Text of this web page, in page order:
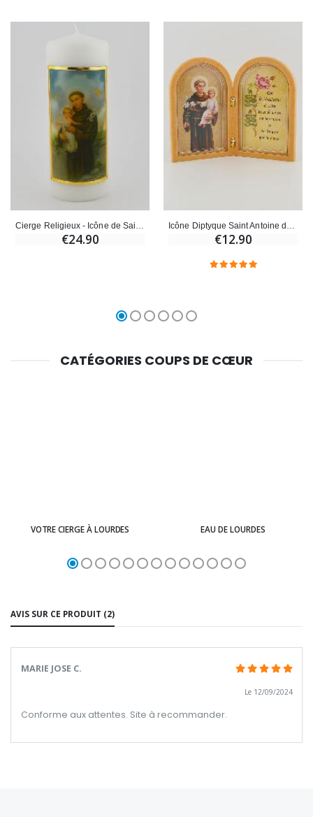
€24.90 €12.90
CATÉGORIES COUPS DE CŒUR
VOTRE CIERGE À LOURDES EAU DE LOURDES
AVIS SUR CE PRODUIT (2)
MARIE JOSE C.
Le 12/09/2024
Conforme aux attentes. Site à recommander.